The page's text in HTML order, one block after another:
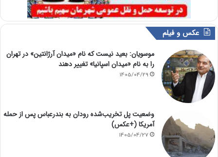
عکس و فیلم
موسویان: بعید نیست که نام «میدان آرژانتین» در تهران
را به نام «میدان اسپانیا» تغییر دهند
1405/04/29
وضعیت پل تخریب‌شده رودان به بندرعباس پس از حمله
آمریکا (+عکس)
1405/04/27